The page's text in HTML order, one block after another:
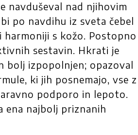
navduševal nad njihovim
po navdihu iz sveta čebel
s kožo. Postopno
sestavin. Hkrati je
bolj izpopolnjen; opazoval
ki jih posnemajo, vse z
podporo in lepoto.
ena najbolj priznanih